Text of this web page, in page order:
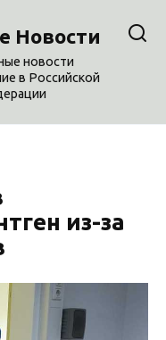
Новости
новости
в Российской
из-за